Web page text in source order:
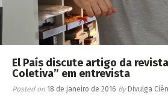
El País discute artigo da
Coletiva” em entrevista
Posted on 18 de janeiro de 2016 ByDivulga